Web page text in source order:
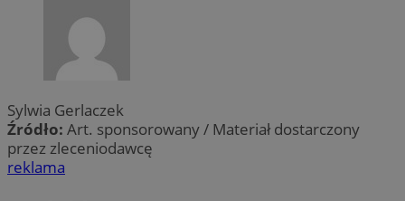
Sylwia Gerlaczek
Źródło: Art. sponsorowany / Materiał dostarczony
przez zleceniodawcę
reklama